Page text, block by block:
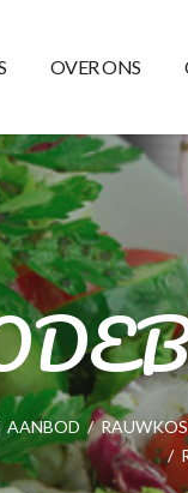
OVER ONS
AANBOD /
/